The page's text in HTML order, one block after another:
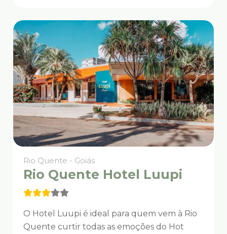
Rio Quente - Goiás
Rio Quente Hotel Luupi
O Hotel Luupi é ideal para quem vem à Rio
Quente curtir todas as emoções do Hot